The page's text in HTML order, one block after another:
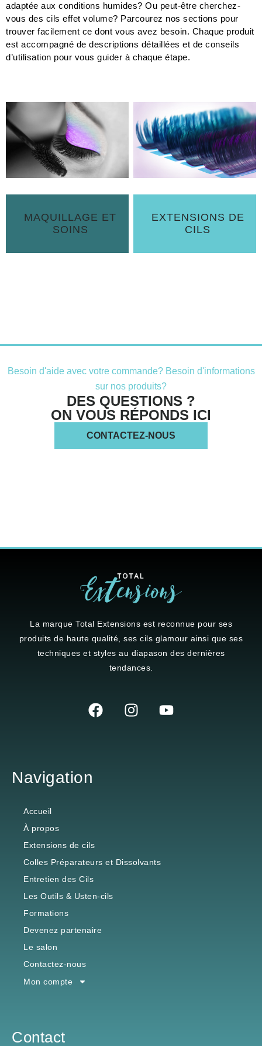
adaptée aux conditions humides? Ou peut-être cherchez-
vous des cils effet volume? Parcourez nos sections pour
trouver facilement ce dont vous avez besoin. Chaque produit
est accompagné de descriptions détaillées et de conseils
d’utilisation pour vous guider à chaque étape.
MAQUILLAGE ET
SOINS
EXTENSIONS DE
CILS
Besoin d'aide avec votre commande? Besoin d'informations
sur nos produits?
DES QUESTIONS ?
ON VOUS RÉPONDS ICI
CONTACTEZ-NOUS
La marque Total Extensions est reconnue pour ses
produits de haute qualité, ses cils glamour ainsi que ses
techniques et styles au diapason des dernières
tendances.
Navigation
Accueil
À propos
Extensions de cils
Colles Préparateurs et Dissolvants
Entretien des Cils
Les Outils & Usten-cils
Formations
Devenez partenaire
Le salon
Contactez-nous
Mon compte
Contact